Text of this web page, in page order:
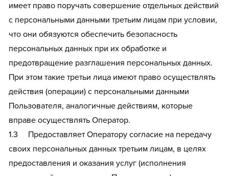
имеет право поручать совершение отдельных действий
с персональными данными третьим лицам при условии,
что они обязуются обеспечить безопасность
персональных данных при их обработке и
предотвращение разглашения персональных данных.
При этом такие третьи лица имеют право осуществлять
действия (операции) с персональными данными
Пользователя, аналогичные действиям, которые
вправе осуществлять Оператор.
1.3 Предоставляет Оператору согласие на передачу
своих персональных данных третьим лицам, в целях
предоставления и оказания услуг (исполнения